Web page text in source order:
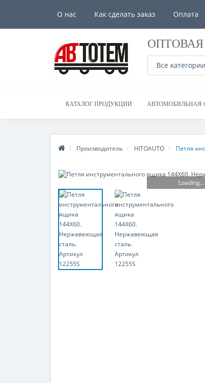
О нас Как сделать заказ Оплата
Все категории
КАТАЛОГ ПРОДУКЦИИ АВТОМОБИЛЬНАЯ
Производитель HITOAUTO Петля
Loading...